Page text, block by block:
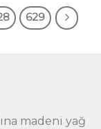
629
madeni yağ